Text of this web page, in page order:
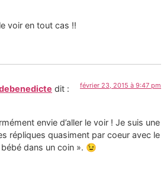
voir en tout cas !!
dit : février 23, 2015 à 9:47 pm
envie d’aller le voir ! Je suis une
répliques quasiment par coeur avec le
dans un coin ». 😉